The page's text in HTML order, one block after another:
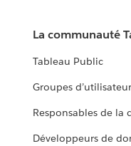
La communauté
Tableau Public
Groupes
Responsables de la
Développeurs de